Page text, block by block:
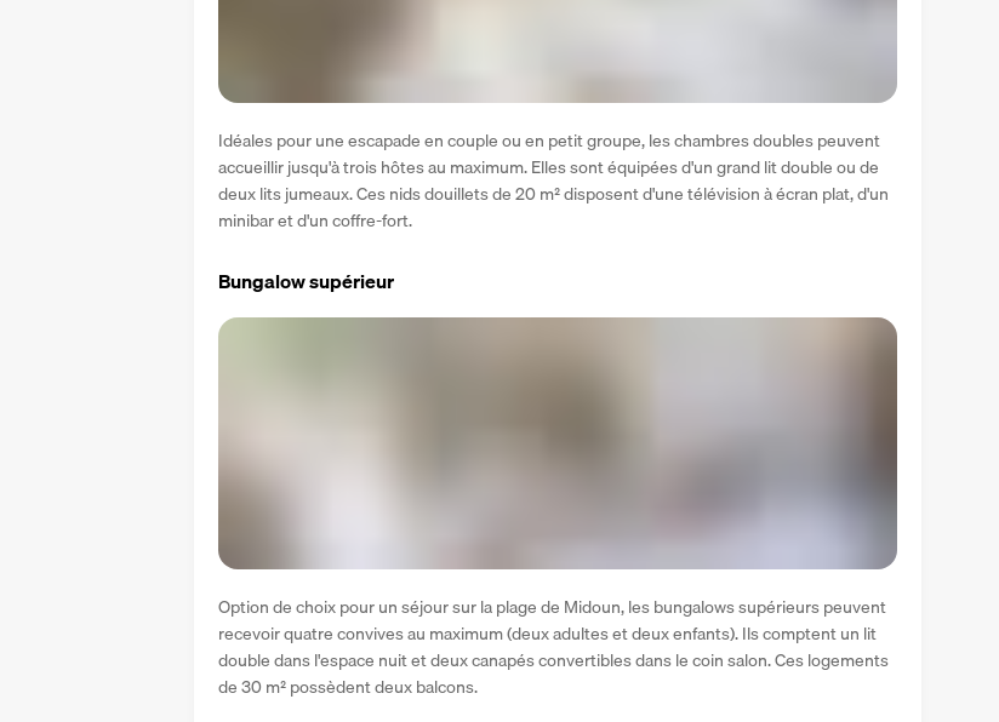
Idéales pour une escapade en couple ou en petit groupe, les chambres doubles peuvent
accueillir jusqu'à trois hôtes au maximum. Elles sont équipées d'un grand lit double ou de
deux lits jumeaux. Ces nids douillets de 20 m² disposent d'une télévision à écran plat, d'un
minibar et d'un coffre-fort.
Bungalow supérieur
Option de choix pour un séjour sur la plage de Midoun, les bungalows supérieurs peuvent
recevoir quatre convives au maximum (deux adultes et deux enfants). Ils comptent un lit
double dans l'espace nuit et deux canapés convertibles dans le coin salon. Ces logements
de 30 m² possèdent deux balcons.